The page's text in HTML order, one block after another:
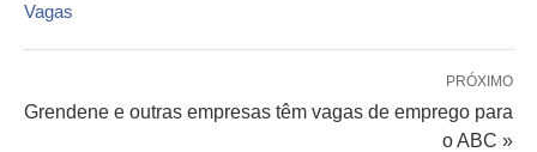
Vagas
PRÓXIMO
Grendene e outras empresas têm vagas de emprego para
o ABC »